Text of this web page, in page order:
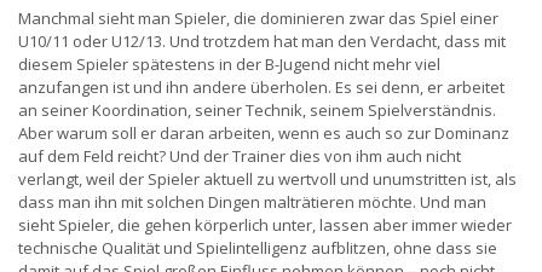
Manchmal sieht man Spieler, die dominieren zwar das Spiel einer
U10/11 oder U12/13. Und trotzdem hat man den Verdacht, dass mit
diesem Spieler spätestens in der B-Jugend nicht mehr viel
anzufangen ist und ihn andere überholen. Es sei denn, er arbeitet
an seiner Koordination, seiner Technik, seinem Spielverständnis.
Aber warum soll er daran arbeiten, wenn es auch so zur Dominanz
auf dem Feld reicht? Und der Trainer dies von ihm auch nicht
verlangt, weil der Spieler aktuell zu wertvoll und unumstritten ist, als
dass man ihn mit solchen Dingen malträtieren möchte. Und man
sieht Spieler, die gehen körperlich unter, lassen aber immer wieder
technische Qualität und Spielintelligenz aufblitzen, ohne dass sie